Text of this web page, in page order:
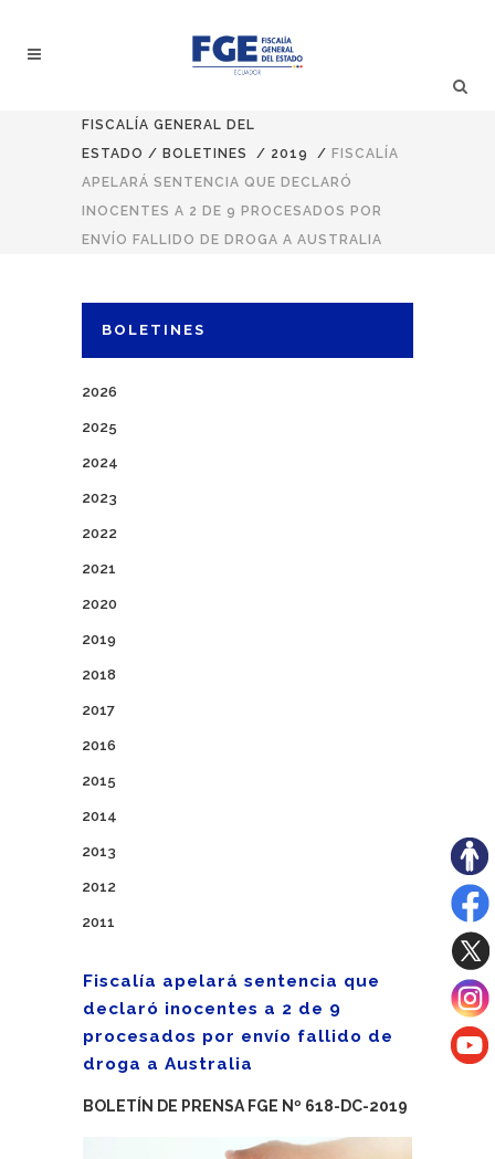
FISCALÍA GENERAL DEL
ESTADO / BOLETINES / 2019 / FISCALÍA
APELARÁ SENTENCIA QUE DECLARÓ
INOCENTES A 2 DE 9 PROCESADOS POR
ENVÍO FALLIDO DE DROGA A AUSTRALIA
BOLETINES
2026
2025
2024
2023
2022
2021
2020
2019
2018
2017
2016
2015
2014
2013
2012
2011
Fiscalía apelará sentencia que
declaró inocentes a 2 de 9
procesados por envío fallido de
droga a Australia
BOLETÍN DE PRENSA FGE Nº 618-DC-2019